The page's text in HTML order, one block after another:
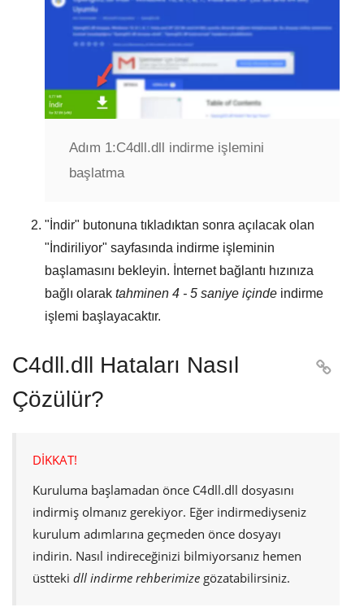
Adım 1:C4dll.dll indirme işlemini
başlatma
" İndir" butonuna tıkladıktan sonra açılacak olan
" İndiriliyor" sayfasında indirme işleminin
başlamasını bekleyin. İnternet bağlantı hızınıza
bağlı olarak tahminen 4 - 5 saniye içinde indirme
işlemi başlayacaktır.
C4dll.dll Hataları Nasıl
Çözülür?

DİKKAT!
Kuruluma başlamadan önce C4dll.dll dosyasını
indirmiş olmanız gerekiyor. Eğer indirmediyseniz
kurulum adımlarına geçmeden önce dosyayı
indirin. Nasıl indireceğinizi bilmiyorsanız hemen
üstteki dll indirme rehberimize gözatabilirsiniz.